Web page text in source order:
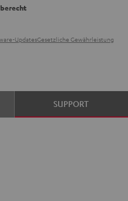
UpdatesGesetzliche Gewährleistung
SUPPORT